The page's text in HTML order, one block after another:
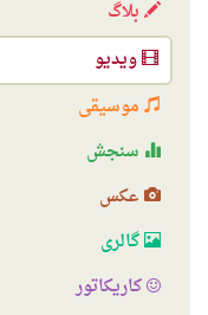
بلاگ
ویدیو
موسیقی
سنجش
عکس
گالری
کاریکاتور